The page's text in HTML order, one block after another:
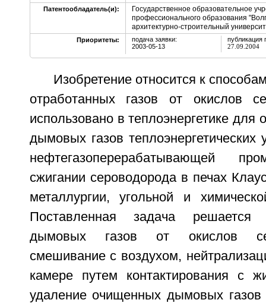
Патентообладатель(и):
Государственное образовательное
профессионального образования
архитектурно-строительный
Приоритеты:
подача заявки:
2003-05-13
публикация
27.09.2004
Изобретение относится к
отработанных газов от окислов
использовано в теплоэнергетике для
дымовых газов теплоэнергетических
нефтегазоперерабатывающей
сжигании сероводорода в печах
металлургии, угольной и
Поставленная задача решается
дымовых газов от окислов
смешивание с воздухом,
камере путем контактирования с
удаление очищенных дымовых газов